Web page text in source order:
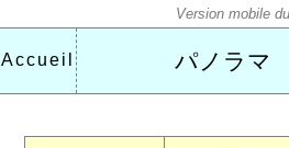
Accueil パノラマ